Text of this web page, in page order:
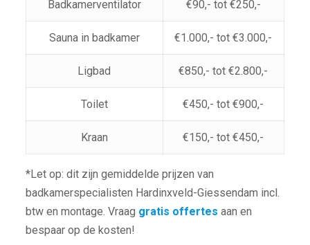
Badkamerventilator €90,- tot €250,-
Sauna in badkamer €1.000,- tot €3.000,-
Ligbad €850,- tot €2.800,-
Toilet €450,- tot €900,-
Kraan €150,- tot €450,-
*Let op: dit zijn gemiddelde prijzen van
badkamerspecialisten Hardinxveld-Giessendam incl.
btw en montage. Vraag gratis offertes aan en
bespaar op de kosten!